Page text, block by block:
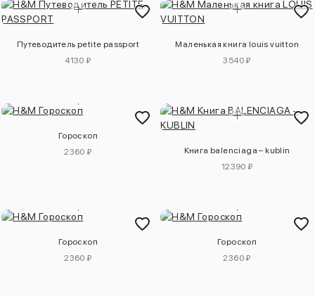
Путеводитель petite passport
4130 ₽
Маленькая книга louis vuitton
3540 ₽
Гороскоп
2360 ₽
Книга balenciaga – kublin
12390 ₽
Гороскоп
2360 ₽
Гороскоп
2360 ₽